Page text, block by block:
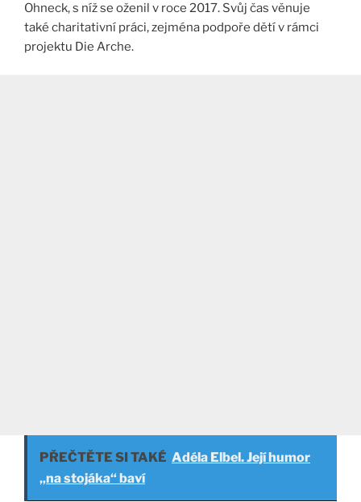
Ohneck, s níž se oženil v roce 2017. Svůj čas věnuje
také charitativní práci, zejména podpoře dětí v rámci
projektu Die Arche​.
PŘEČTĚTE SI TAKÉ Adéla Elbel. Její humor
„na stojáka“ baví